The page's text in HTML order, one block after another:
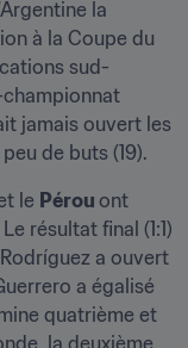
la
à la Coupe du
sud-
jamais ouvert les
de buts (19).
le Pérou ont
résultat final (1:1)
a ouvert
a égalisé
quatrième et
la deuxième